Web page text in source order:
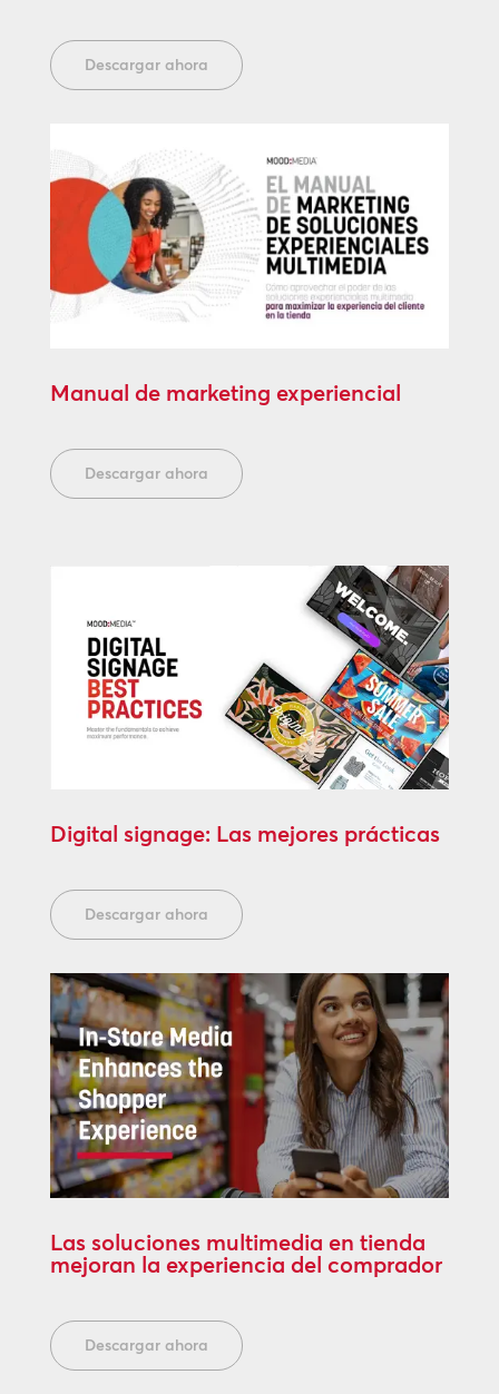
Descargar ahora
Manual de marketing experiencial
Descargar ahora
Digital signage: Las mejores prácticas
Descargar ahora
Las soluciones multimedia en tienda
mejoran la experiencia del comprador
Descargar ahora